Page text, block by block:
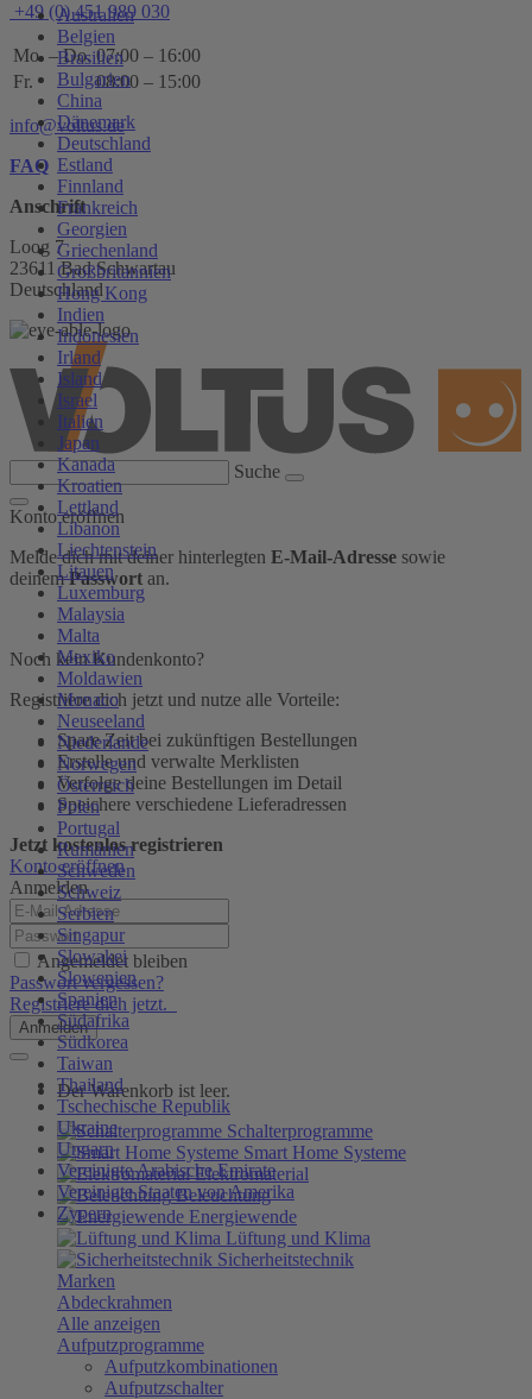
Australien
Belgien
Brasilien
Bulgarien
China
Dänemark
Deutschland
Estland
Finnland
Frankreich
Georgien
Griechenland
Großbritannien
Hong Kong
Indien
Indonesien
Irland
Island
Israel
Italien
Japan
Kanada
Kroatien
Lettland
Libanon
Liechtenstein
Litauen
Luxemburg
Malaysia
Malta
Mexiko
Moldawien
Monaco
Neuseeland
Niederlande
Norwegen
Österreich
Polen
Portugal
Rumänien
Schweden
Schweiz
Serbien
Singapur
Slowakei
Slowenien
Spanien
Südafrika
Südkorea
Taiwan
Thailand
Tschechische Republik
Ukraine
Ungarn
Vereinigte Arabische Emirate
Vereinigte Staaten von Amerika
Zypern
+49 (0) 451 989 030
Mo. – Do. 07:00 – 16:00
Fr.
08:00 – 15:00
info@voltus.de
FAQ
Anschrift
Loog 7
23611 Bad Schwartau
Deutschland
Suche
Konto eröffnen
Melde dich mit deiner hinterlegten E-Mail-Adresse sowie
deinemPasswort an.
Noch kein Kundenkonto?
Registriere dich jetzt und nutze alle Vorteile:
Spare Zeit bei zukünftigen Bestellungen
Erstelle und verwalte Merklisten
Verfolge deine Bestellungen im Detail
Speichere verschiedene Lieferadressen
Jetzt kostenlos registrieren
Konto eröffnen
Anmelden
Angemeldet bleiben
Passwort vergessen?
Registriere dich jetzt.
Anmelden
Der Warenkorb ist leer.
Schalterprogramme
Smart Home Systeme
Elektromaterial
Beleuchtung
Energiewende
Lüftung und Klima
Sicherheitstechnik
Marken
Abdeckrahmen
Alle anzeigen
Aufputzprogramme
Aufputzkombinationen
Aufputzschalter